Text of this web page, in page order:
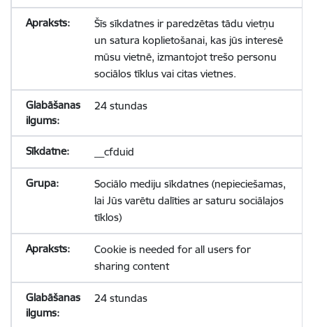
Šīs sīkdatnes ir paredzētas tādu vietņu
un satura koplietošanai, kas jūs interesē
mūsu vietnē, izmantojot trešo personu
sociālos tīklus vai citas vietnes.
24 stundas
__cfduid
Sociālo mediju sīkdatnes (nepieciešamas,
lai Jūs varētu dalīties ar saturu sociālajos
tīklos)
Cookie is needed for all users for
sharing content
24 stundas